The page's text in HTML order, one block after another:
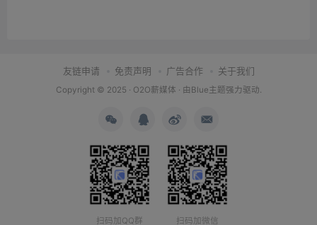
友链申请 免责声明 广告合作 关于我们
Copyright © 2025 · O2O薪媒体 · 由 Blue主题强力驱动.
扫码加QQ群 扫码加微信